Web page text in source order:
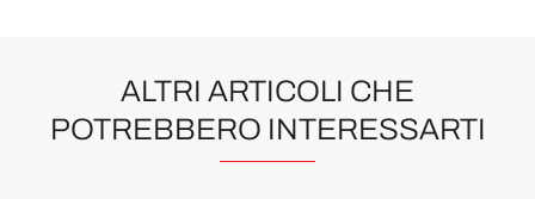
ALTRI ARTICOLI CHE
POTREBBERO INTERESSARTI